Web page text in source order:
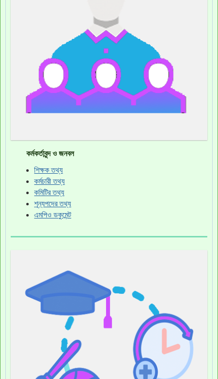
কর্মকর্তাবৃন্দ ও জনবল
শিক্ষক তথ্য
কর্মচারী তথ্য
কমিটির তথ্য
শূন্যপদের তথ্য
এমপিও ডকুমেন্ট